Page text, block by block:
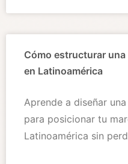
Cómo estructurar una
en Latinoamérica
Aprende a diseñar
para posicionar tu
Latinoamérica sin